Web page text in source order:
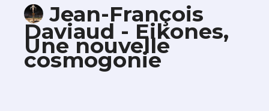
Jean-François
Daviaud - Eikones,
Une nouvelle
cosmogonie